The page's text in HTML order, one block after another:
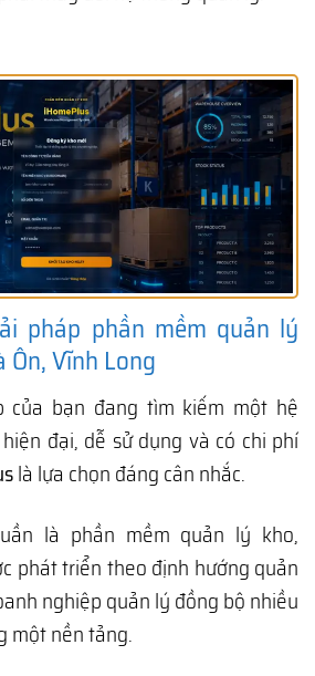
pháp phần mềm quản lý
Vĩnh Long
của bạn đang tìm kiếm một hệ
đại, dễ sử dụng và có chi phí
là lựa chọn đáng cân nhắc.
là phần mềm quản lý kho,
phát triển theo định hướng quản
nghiệp quản lý đồng bộ nhiều
một nền tảng.